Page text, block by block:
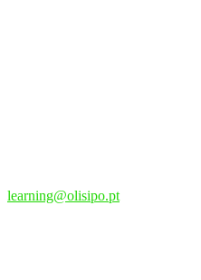
learning@olisipo.pt